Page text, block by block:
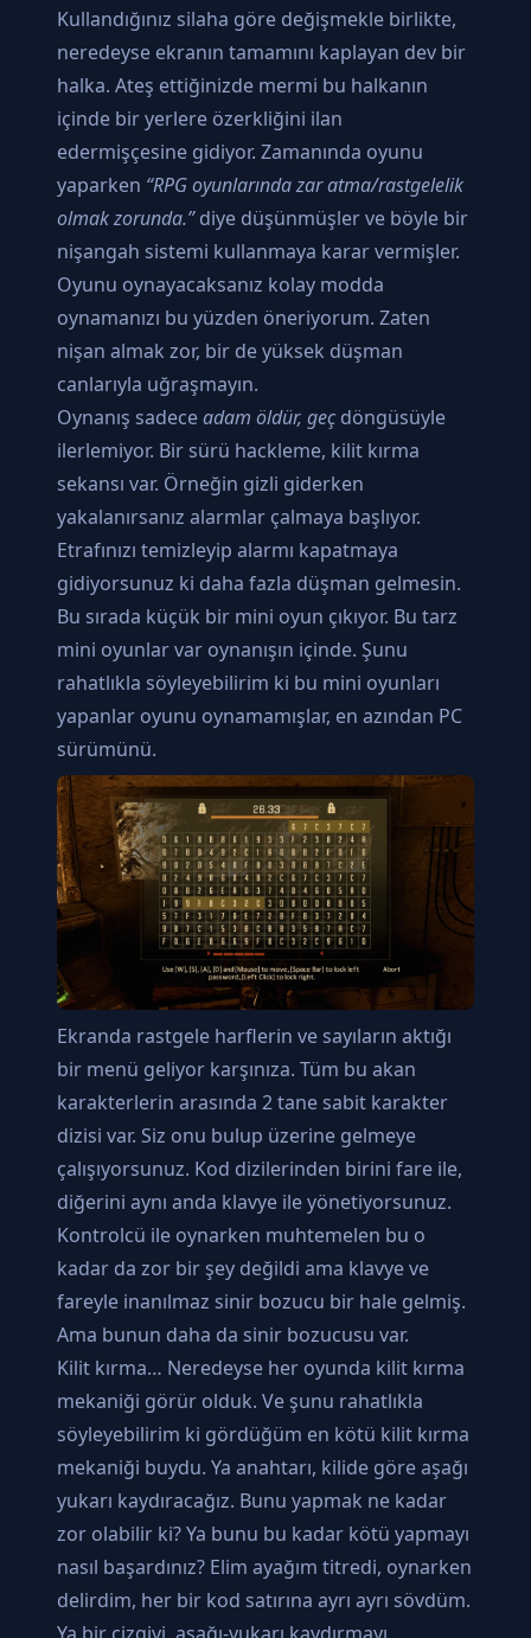
Kullandığınız silaha göre değişmekle birlikte,
neredeyse ekranın tamamını kaplayan dev bir
halka. Ateş ettiğinizde mermi bu halkanın
içinde bir yerlere özerkliğini ilan
edermişçesine gidiyor. Zamanında oyunu
yaparken “RPG oyunlarında zar atma/rastgelelik
olmak zorunda.”diye düşünmüşler ve böyle bir
nişangah sistemi kullanmaya karar vermişler.
Oyunu oynayacaksanız kolay modda
oynamanızı bu yüzden öneriyorum. Zaten
nişan almak zor, bir de yüksek düşman
canlarıyla uğraşmayın.
Oynanış sadeceadam öldür, geçdöngüsüyle
ilerlemiyor. Bir sürü hackleme, kilit kırma
sekansı var. Örneğin gizli giderken
yakalanırsanız alarmlar çalmaya başlıyor.
Etrafınızı temizleyip alarmı kapatmaya
gidiyorsunuz ki daha fazla düşman gelmesin.
Bu sırada küçük bir mini oyun çıkıyor. Bu tarz
mini oyunlar var oynanışın içinde. Şunu
rahatlıkla söyleyebilirim ki bu mini oyunları
yapanlar oyunu oynamamışlar, en azından PC
sürümünü.
Ekranda rastgele harflerin ve sayıların aktığı
bir menü geliyor karşınıza. Tüm bu akan
karakterlerin arasında 2 tane sabit karakter
dizisi var. Siz onu bulup üzerine gelmeye
çalışıyorsunuz. Kod dizilerinden birini fare ile,
diğerini aynı anda klavye ile yönetiyorsunuz.
Kontrolcü ile oynarken muhtemelen bu o
kadar da zor bir şey değildi ama klavye ve
fareyle inanılmaz sinir bozucu bir hale gelmiş.
Ama bunun daha da sinir bozucusu var.
Kilit kırma… Neredeyse her oyunda kilit kırma
mekaniği görür olduk. Ve şunu rahatlıkla
söyleyebilirim ki gördüğüm en kötü kilit kırma
mekaniği buydu. Ya anahtarı, kilide göre aşağı
yukarı kaydıracağız. Bunu yapmak ne kadar
zor olabilir ki? Ya bunu bu kadar kötü yapmayı
nasıl başardınız? Elim ayağım titredi, oynarken
delirdim, her bir kod satırına ayrı ayrı sövdüm.